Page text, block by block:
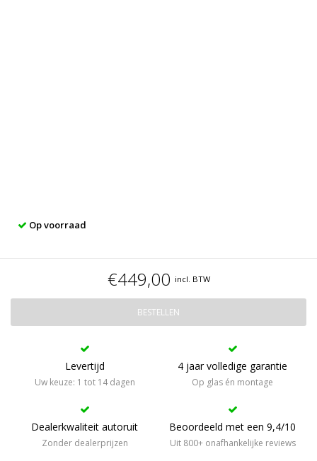
Op voorraad
€449,00 incl. BTW
BESTELLEN
Levertijd
Uw keuze: 1 tot 14 dagen
4 jaar volledige garantie
Op glas én montage
Dealerkwaliteit autoruit
Zonder dealerprijzen
Beoordeeld met een 9,4/10
Uit 800+ onafhankelijke reviews